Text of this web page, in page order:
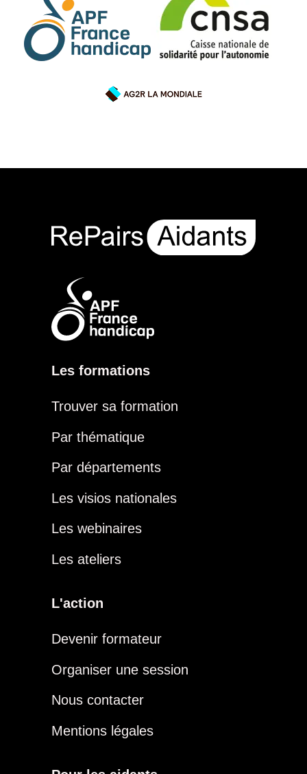
Les formations
Trouver sa formation
Par thématique
Par départements
Les visios nationales
Les webinaires
Les ateliers
L'action
Devenir formateur
Organiser une session
Nous contacter
Mentions légales